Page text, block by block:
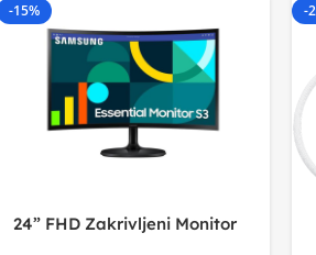
-15%
24” FHD Zakrivljeni Monitor
-